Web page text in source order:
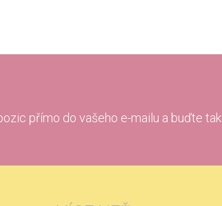
přímo do vašeho e-mailu a buďte tak